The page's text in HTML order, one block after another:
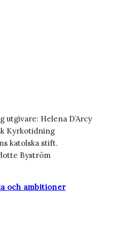
utgivare: Helena D’Arcy
Kyrkotidning
katolska stift.
Byström
och ambitioner